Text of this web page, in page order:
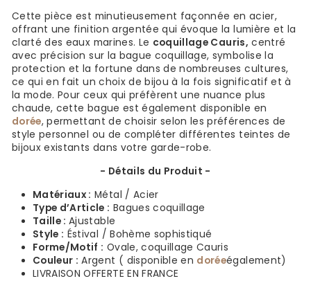
Cette pièce est minutieusement façonnée en acier,
offrant une finition argentée qui évoque la lumière et la
clarté des eaux marines. Le coquillage Cauris, centré
avec précision sur la bague coquillage, symbolise la
protection et la fortune dans de nombreuses cultures,
ce qui en fait un choix de bijou à la fois significatif et à
la mode. Pour ceux qui préfèrent une nuance plus
chaude, cette bague est également disponible en
dorée, permettant de choisir selon les préférences de
style personnel ou de compléter différentes teintes de
bijoux existants dans votre garde-robe.
- Détails du Produit -
Matériaux : Métal / Acier
Type d’Article : Bagues coquillage
Taille :Ajustable
Style : Éstival / Bohème sophistiqué
Forme/Motif : Ovale, coquillage Cauris
Couleur : Argent ( disponible en doréeégalement)
LIVRAISON OFFERTE EN FRANCE